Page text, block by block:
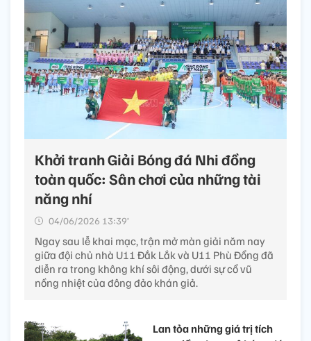
Khởi tranh Giải Bóng đá Nhi đồng
toàn quốc: Sân chơi của những tài
năng nhí
04/06/2026 13:39’
Ngay sau lễ khai mạc, trận mở màn giải năm nay
giữa đội chủ nhà U11 Đắk Lắk và U11 Phù Đổng đã
diễn ra trong không khí sôi động, dưới sự cổ vũ
nồng nhiệt của đông đảo khán giả.
Lan tỏa những giá trị tích